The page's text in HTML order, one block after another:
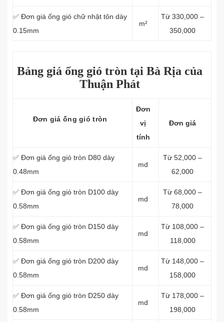
✅ Đơn giá ống gió chữ nhật tôn dày
0.15mm
m²
Từ 330,000 –
350,000
Bảng giá ống gió tròn tại Bà Rịa của
Thuận Phát
Đơn giá ống gió tròn
Đơn
vị
tính
Đơn giá
✅ Đơn giá ống gió tròn D80 dày
0.48mm
md
Từ 52,000 –
62,000
✅ Đơn giá ống gió tròn D100 dày
0.58mm
md
Từ 68,000 –
78,000
✅ Đơn giá ống gió tròn D150 dày
0.58mm
md
Từ 108,000 –
118,000
✅ Đơn giá ống gió tròn D200 dày
0.58mm
md
Từ 148,000 –
158,000
✅ Đơn giá ống gió tròn D250 dày
0.58mm
md
Từ 178,000 –
198,000